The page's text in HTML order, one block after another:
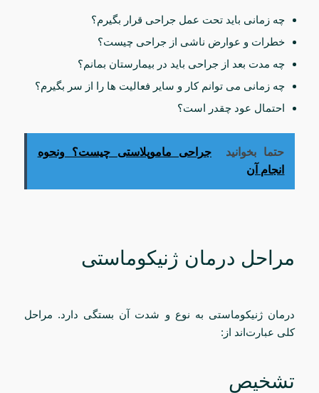
چه زمانی باید تحت عمل جراحی قرار بگیرم؟
خطرات و عوارض ناشی از جراحی چیست؟
چه مدت بعد از جراحی باید در بیمارستان بمانم؟
چه زمانی می توانم کار و سایر فعالیت ها را از سر بگیرم؟
احتمال عود چقدر است؟
حتما بخوانید
جراحی ماموپلاستی چیست؟ ونحوه
انجام آن
مراحل درمان ژنیکوماستی
درمان ژنیکوماستی به نوع و شدت آن بستگی دارد. مراحل
کلی عبارت‌اند از:
تشخیص